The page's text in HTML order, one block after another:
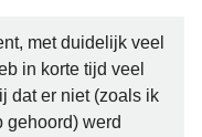
met duidelijk veel
in korte tijd veel
dat er niet (zoals ik
gehoord) werd